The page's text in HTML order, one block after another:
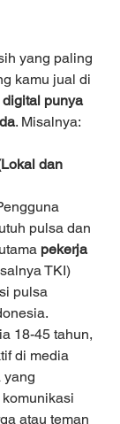
yang paling
kamu jual di
punya
. Misalnya:
dan
pulsa dan
pekerja
TKI)
pulsa
18-45 tahun,
di media
yang
atau teman